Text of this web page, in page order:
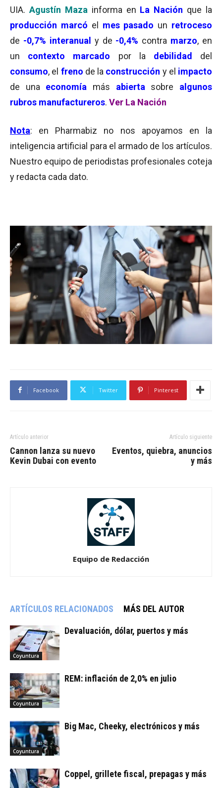
UIA. Agustín Maza informa en La Nación que la
producción marcó el mes pasado un retroceso
de -0,7% interanual y de -0,4% contra marzo, en
un contexto marcado por la debilidad
del
consumo, el freno de la construcción y el impacto
de una economía más abierta sobre algunos
rubros manufactureros. Ver La Nación
Nota: en Pharmabiz no nos apoyamos en la
inteligencia artificial para el armado de los artículos.
Nuestro equipo de periodistas profesionales coteja
y redacta cada dato.
Facebook Twitter Pinterest
Artículo anterior
Cannon lanza su nuevo
Kevin Dubai con evento
Artículo siguiente
Eventos, quiebra, anuncios
y más
Equipo de Redacción
ARTÍCULOS RELACIONADOS MÁS DEL AUTOR
Coyuntura
Devaluación, dólar, puertos y más
Coyuntura
REM: inflación de 2,0% en julio
Coyuntura
Big Mac, Cheeky, electrónicos y más
Coppel, grillete fiscal, prepagas y más